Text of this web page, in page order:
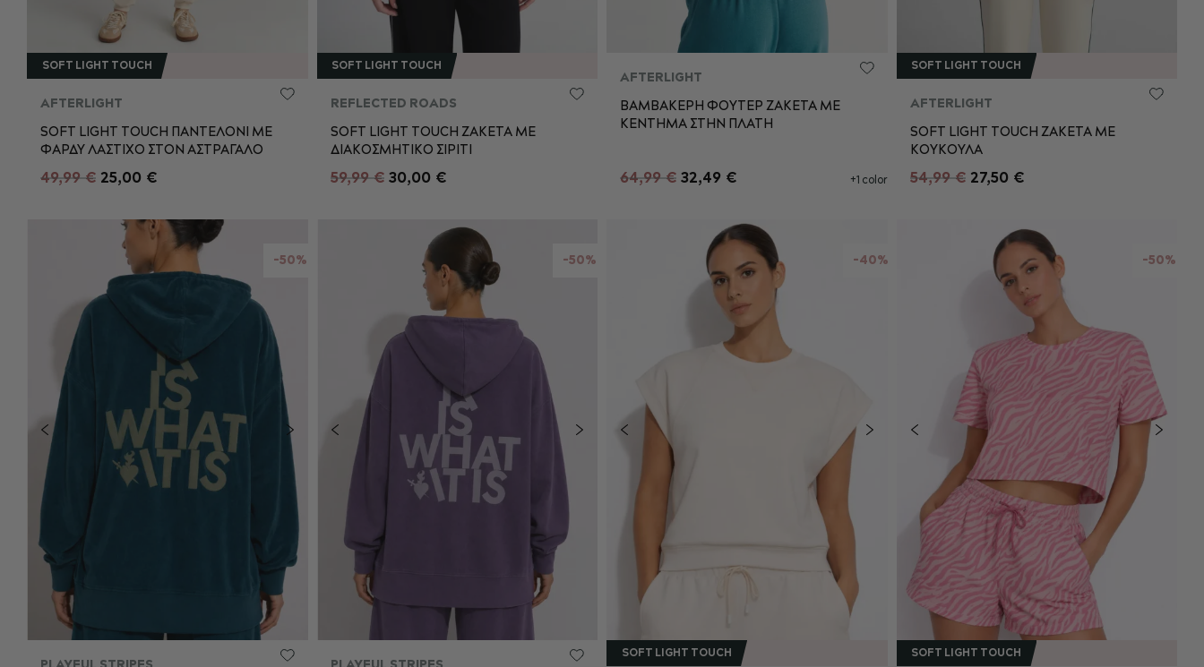
XS S M L
ΠΡΟΣΘΉΚΗ ΣΤΟ ΚΑΛΆΘΙ
SOFT LIGHT TOUCH
AFTERLIGHT
SOFT LIGHT TOUCH ΠΑΝΤΕΛΟΝΙ ΜΕ
ΦΑΡΔΥ ΛΑΣΤΙΧΟ ΣΤΟΝ ΑΣΤΡΑΓΑΛΟ
49,99 € 25,00 €
S M L XL
ΠΡΟΣΘΉΚΗ ΣΤΟ ΚΑΛΆΘΙ
SOFT LIGHT TOUCH
REFLECTED ROADS
SOFT LIGHT TOUCH ΖΑΚΕΤΑ ΜΕ
ΔΙΑΚΟΣΜΗΤΙΚΟ ΣΙΡΙΤΙ
59,99 € 30,00 € L XL
ΠΡΟΣΘΉΚΗ ΣΤΟ ΚΑΛΆΘΙ
AFTERLIGHT
ΒΑΜΒΑΚΕΡΗ ΦΟΥΤΕΡ ΖΑΚΕΤΑ ΜΕ
ΚΕΝΤΗΜΑ ΣΤΗΝ ΠΛΑΤΗ
64,99 € 32,49 € +1 color
S/M L/XL
ΠΡΟΣΘΉΚΗ ΣΤΟ ΚΑΛΆΘΙ
SOFT LIGHT TOUCH
AFTERLIGHT
SOFT LIGHT TOUCH ΖΑΚΕΤΑ ΜΕ
ΚΟΥΚΟΥΛΑ
54,99 € 27,50 €
-50% -50% -40%
SOFT LIGHT TOUCH
-50%
SOFT LIGHT TOUCH